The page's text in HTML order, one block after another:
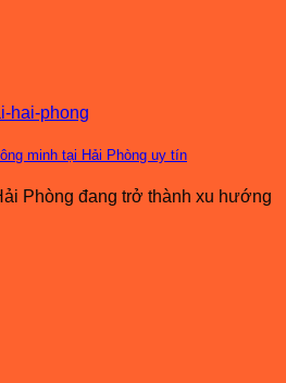
minh tại Hải Phòng uy tín
Phòng đang trở thành xu hướng